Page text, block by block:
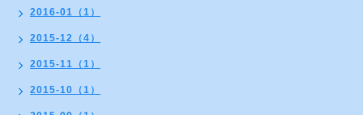
2016-01（1）
2015-12（4）
2015-11（1）
2015-10（1）